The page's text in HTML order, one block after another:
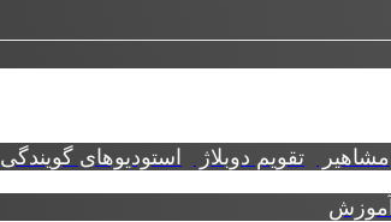
مشاهیر تقویم دوبلاژ استودیوهای گویندگی
آموزش